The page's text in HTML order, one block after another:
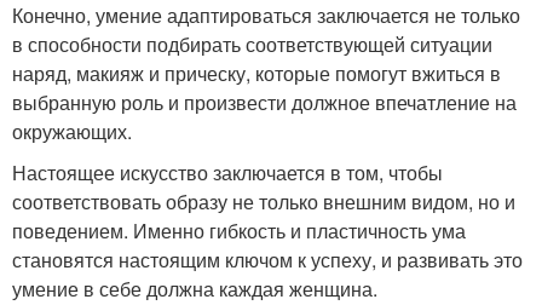
Конечно, умение адаптироваться заключается не только
в способности подбирать соответствующей ситуации
наряд, макияж и прическу, которые помогут вжиться в
выбранную роль и произвести должное впечатление на
окружающих.
Настоящее искусство заключается в том, чтобы
соответствовать образу не только внешним видом, но и
поведением. Именно гибкость и пластичность ума
становятся настоящим ключом к успеху, и развивать это
умение в себе должна каждая женщина.